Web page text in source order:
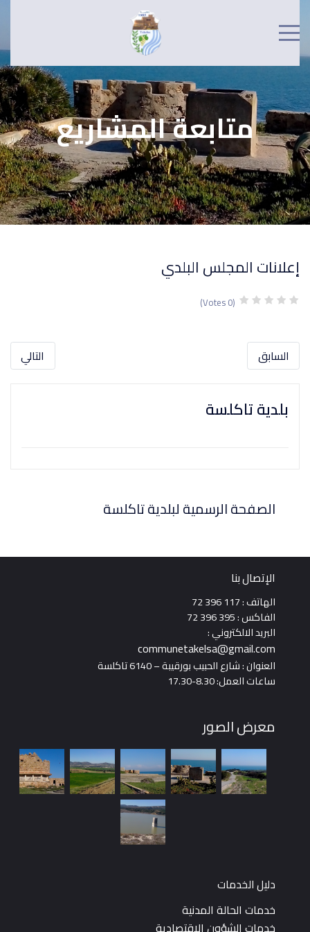
متابعة المشاريع
إعلانات المجلس البلدي
(0 Votes)
السابق التالي
بلدية تاكلسة
الصفحة الرسمية لبلدية تاكلسة
الإتصال بنا
الهاتف : 117 396 72
الفاكس : 395 396 72
البريد الالكتروني :
communetakelsa@gmail.com
العنوان : شارع الحبيب بورقيبة – 6140 تاكلسة
ساعات العمل: 8.30-17.30
معرض الصور
دليل الخدمات
خدمات الحالة المدنية
خدمات الشؤون الاقتصادية